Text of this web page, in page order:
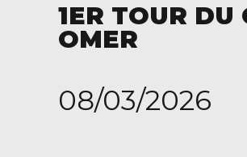
1ER TOUR
OMER
08/03/2026